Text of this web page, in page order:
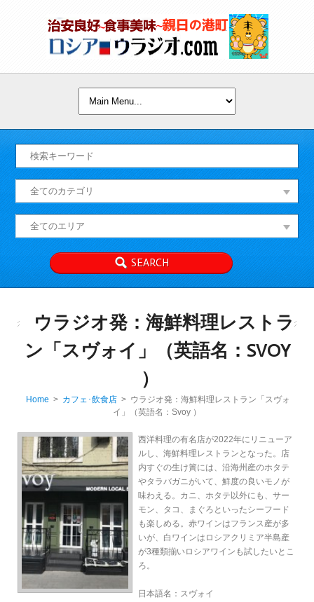
ウラジオ発：海鮮料理レストラ
ン「スヴォイ」（英語名：SVOY
）
Home > カフェ･飲食店 > ウラジオ発：海鮮料理レストラン「スヴォ
イ」（英語名：Svoy ）
西洋料理の有名店が2022年にリニューア
ルし、海鮮料理レストランとなった。店
内すぐの生け簀には、沿海州産のホタテ
やタラバガニがいて、鮮度の良いモノが
味わえる。カニ、ホタテ以外にも、サー
モン、タコ、まぐろといったシーフード
も楽しめる。赤ワインはフランス産が多
いが、白ワインはロシアクリミア半島産
が3種類揃いロシアワインも試したいとこ
ろ。
日本語名：スヴォイ